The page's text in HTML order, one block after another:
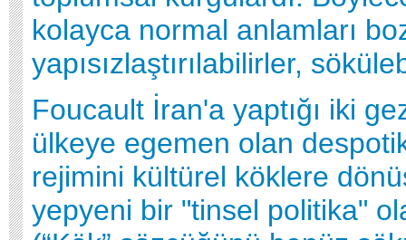
kolayca normal anlamları
yapısızlaştırılabilirler,
Foucault İran'a yaptığı iki
ülkeye egemen olan
rejimini kültürel köklere
yepyeni bir "tinsel politika"